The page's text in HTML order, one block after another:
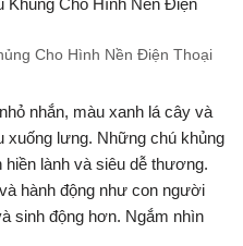
Cho Hình Nền Điện Thoại
nhắn, màu xanh lá cây và
xuống lưng. Những chú khủng
lành và siêu dễ thương.
hành động như con người
sinh động hơn. Ngắm nhìn